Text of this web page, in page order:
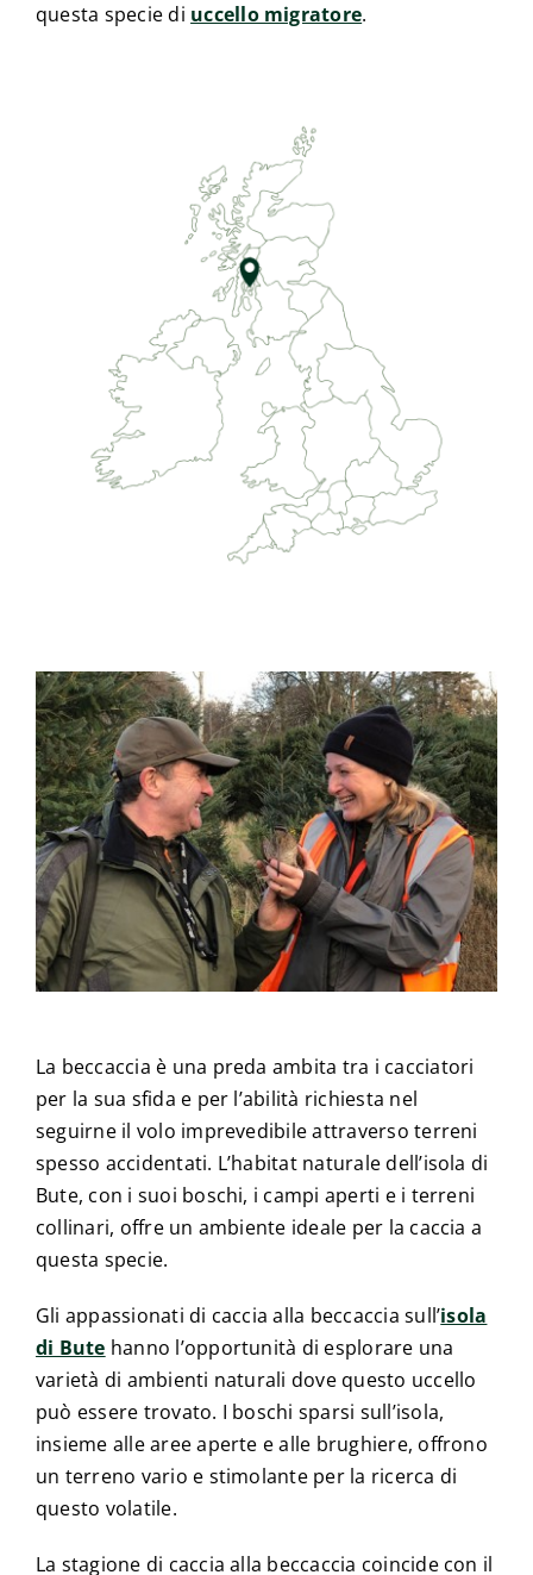
questa specie di uccello migratore.
La beccaccia è una preda ambita tra i cacciatori
per la sua sfida e per l’abilità richiesta nel
seguirne il volo imprevedibile attraverso terreni
spesso accidentati. L’habitat naturale dell’isola di
Bute, con i suoi boschi, i campi aperti e i terreni
collinari, offre un ambiente ideale per la caccia a
questa specie.
Gli appassionati di caccia alla beccaccia sull’isola
di Bute hanno l’opportunità di esplorare una
varietà di ambienti naturali dove questo uccello
può essere trovato. I boschi sparsi sull’isola,
insieme alle aree aperte e alle brughiere, offrono
un terreno vario e stimolante per la ricerca di
questo volatile.
La stagione di caccia alla beccaccia coincide con il